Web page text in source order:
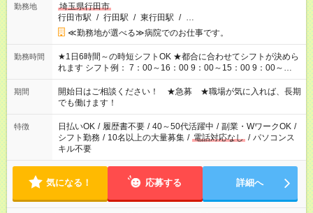
勤務地
埼玉県行田市
行田市駅 / 行田駅 / 東行田駅 / …
≪勤務地が選べる≫病院でのお仕事です。
勤務時間
★1日6時間～の時短シフトOK ★都合に合わせてシフトが決めら
れます シフト例： 7：00～16：00 9：00～15：00 9：00～
18：00 11：00～20：00 など ※Wワークの場合、他のお仕事と
合わせ週40時間超の就業はご案内できません ※法令に基づき、
週20時間以上勤務は社会保険への加入対象となります ※労働者
派遣法（日雇い派遣の原則禁止）により、短時間・短期間の就
業はご案内が難しい場合があります
期間
開始日はご相談ください！ ★急募 ★職場が気に入れば、長期
でも働けます！
特徴 日払いOK / 履歴書不要 / 40～50代活躍中 / 副業・WワークOK /
シフト勤務 / 10名以上の大量募集 / 電話対応なし / パソコンス
キル不要
気になる！ 応募する 詳細へ